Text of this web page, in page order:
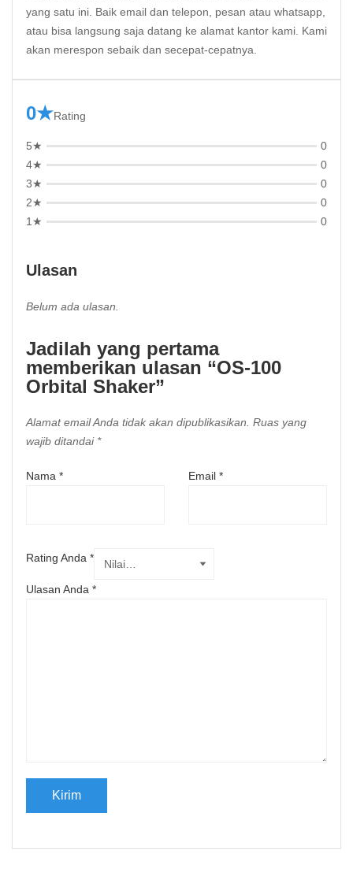
yang satu ini. Baik email dan telepon, pesan atau whatsapp,
atau bisa langsung saja datang ke alamat kantor kami. Kami
akan merespon sebaik dan secepat-cepatnya.
0★Rating
5★
0
4★
0
3★
0
2★
0
1★
0
Ulasan
Belum ada ulasan.
Jadilah yang pertama
memberikan ulasan “OS-100
Orbital Shaker”
Alamat email Anda tidak akan dipublikasikan. Ruas yang
wajib ditandai *
Nama * Email *
Rating Anda *
Ulasan Anda *